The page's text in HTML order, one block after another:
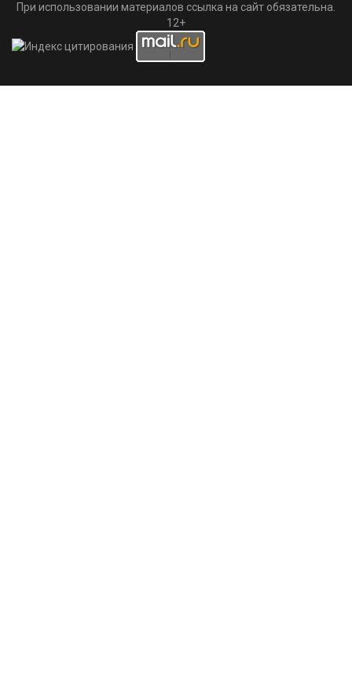
При использовании материалов ссылка на сайт обязательна.
12+